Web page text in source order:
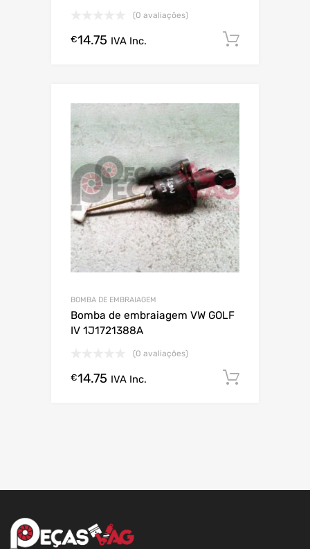
(0 avaliações)
€14.75 IVA Inc.
BOMBA DE EMBRAIAGEM
Bomba de embraiagem VW GOLF
IV 1J1721388A
(0 avaliações)
€14.75 IVA Inc.